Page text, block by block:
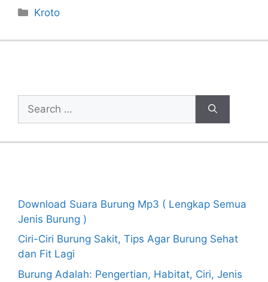
Categories
Kroto
for:
Download Suara Burung Mp3 ( Lengkap Semua
Jenis Burung )
Ciri-Ciri Burung Sakit, Tips Agar Burung Sehat
dan Fit Lagi
Burung Adalah: Pengertian, Habitat, Ciri, Jenis